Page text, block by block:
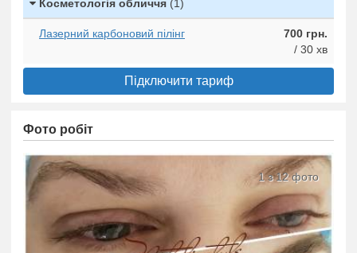
Косметологія обличчя (1)
Лазерний карбоновий пілінг
700 грн.
/ 30 хв
Підключити тариф
Фото робіт
1 з 12 фото